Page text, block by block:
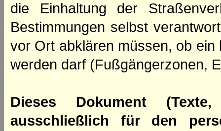
die Einhaltung der
Bestimmungen selbst
vor Ort abklären müssen, ob
werden darf (Fußgängerzonen,
Dieses Dokument
ausschließlich für den